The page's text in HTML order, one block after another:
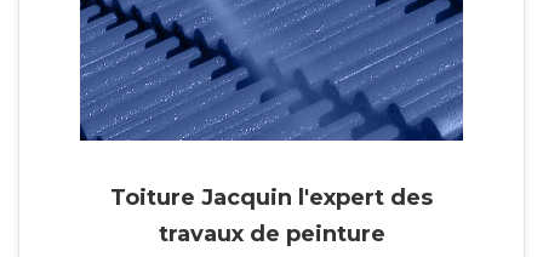
Toiture Jacquin l'expert des
travaux de peinture